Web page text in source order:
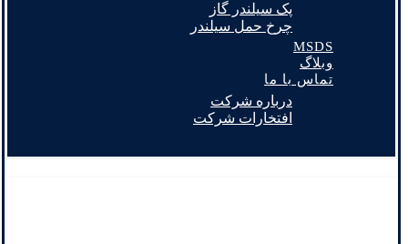
پک سیلندر گاز
چرخ حمل سیلندر
MSDS
وبلاگ
تماس با ما
درباره شرکت
افتخارات شرکت